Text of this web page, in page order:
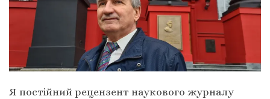
Я постійний рецензент наукового журналу